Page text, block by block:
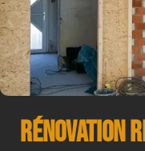
Rénovation